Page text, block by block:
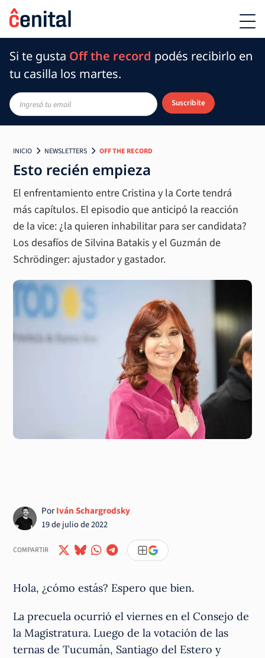
Si te gusta Off the record podés recibirlo en
tu casilla los martes.
Suscribite
INICIO NEWSLETTERS OFF THE RECORD
Esto recién empieza
El enfrentamiento entre Cristina y la Corte tendrá
más capítulos. El episodio que anticipó la reacción
de la vice: ¿la quieren inhabilitar para ser candidata?
Los desafíos de Silvina Batakis y el Guzmán de
Schrödinger: ajustador y gastador.
PorIván Schargrodsky
19 de julio de 2022
COMPARTIR
Hola, ¿cómo estás? Espero que bien.
La precuela ocurrió el viernes en el Consejo de
la Magistratura. Luego de la votación de las
ternas de Tucumán, Santiago del Estero y